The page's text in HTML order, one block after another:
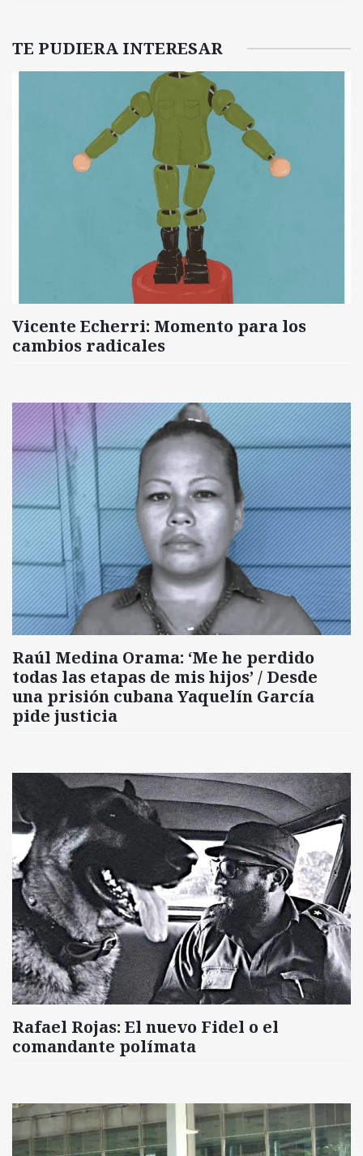
TE PUDIERA INTERESAR
Vicente Echerri: Momento para los
cambios radicales
Raúl Medina Orama: ‘Me he perdido
todas las etapas de mis hijos’ / Desde
una prisión cubana Yaquelín García
pide justicia
Rafael Rojas: El nuevo Fidel o el
comandante polímata